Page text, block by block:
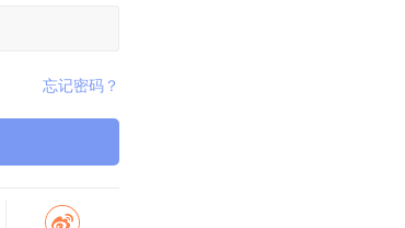
忘记密码？